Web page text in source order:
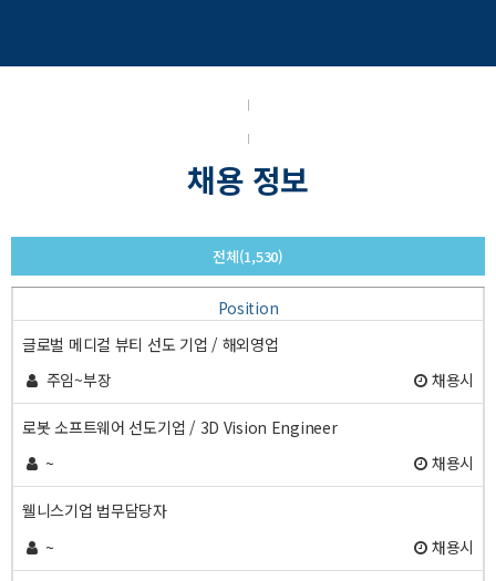
FOR CANDIDATES
채용 정보
전체(1,530)
Position
글로벌 메디컬 뷰티 선도 기업 / 해외영업
주임~부장
채용시
로봇 소프트웨어 선도기업 / 3D Vision Engineer
~
채용시
웰니스기업 법무담당자
~
채용시